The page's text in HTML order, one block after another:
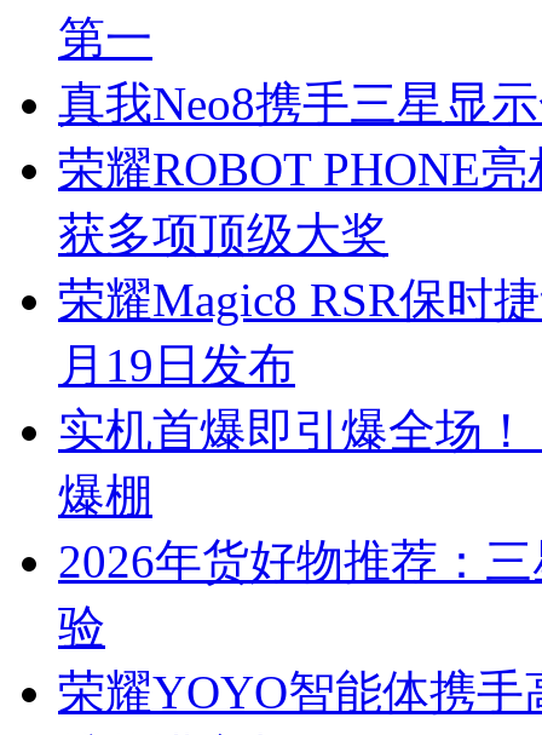
第一
真我Neo8携手三星显
荣耀ROBOT PHONE
获多项顶级大奖
荣耀Magic8 RSR保时
月19日发布
实机首爆即引爆全场
爆棚
2026年货好物推荐：
验
荣耀YOYO智能体携